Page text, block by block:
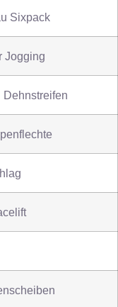
Sixpack
Jogging